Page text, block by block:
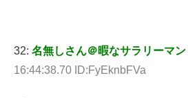
32: 名無しさん＠暇なサラリーマン
16:44:38.70 ID:FyEknbFVa